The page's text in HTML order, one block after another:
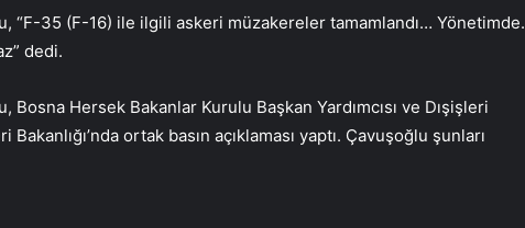
“F-35 (F-16) ile ilgili askeri müzakereler tamamlandı… Yönetimde.
dedi.
Bosna Hersek Bakanlar Kurulu Başkan Yardımcısı ve Dışişleri
ortak basın açıklaması yaptı. Çavuşoğlu şunları